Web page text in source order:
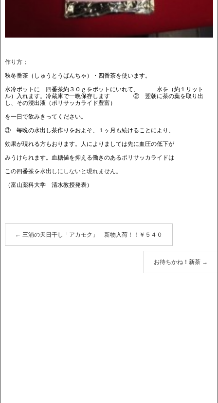
作り方；
秋冬番茶（しゅうとうばんちゃ）・四番茶を使います。
水冷ポットに 四番茶約３０ｇをポットにいれて、
水を（約１リット
ル）入れます。冷蔵庫で一晩保存します
② 翌朝に茶の葉を取り出
し、その浸出液（ポリサッカライド豊富）
を一日で飲みきってください。
③ 毎晩の水出し茶作りをおよそ、１ヶ月も続けることにより、
効果が現れる方もおります。人によりましては先に血圧の低下が
みうけられます。血糖値を抑える働きのあるポリサッカライドは
この四番茶を水出しにしないと現れません。
（富山薬科大学 清水教授発表）
← 三浦の天日干し「アカモク」 新物入荷！！￥５４０
お待ちかね！新茶 →